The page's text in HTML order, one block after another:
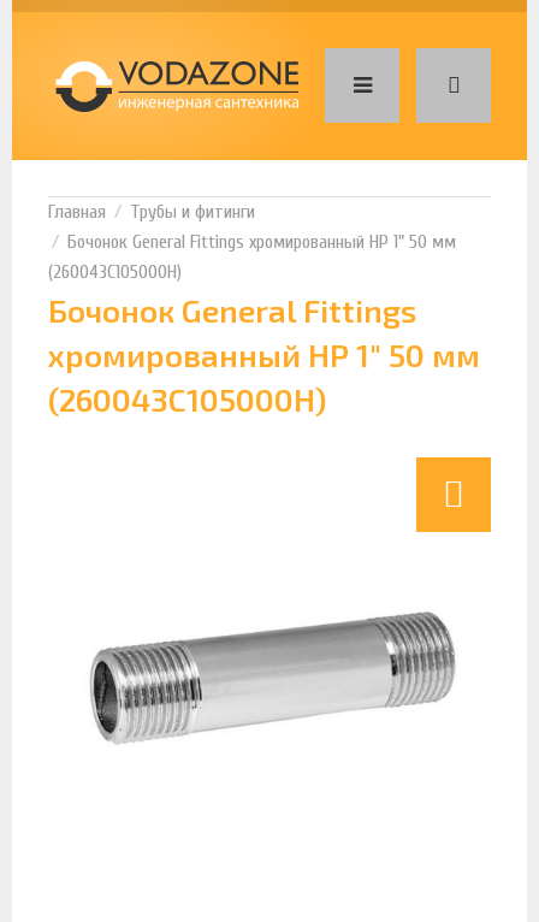
Трубы и фитинги
Бочонок General Fittings хромированный НР 1" 50 мм
(260043C105000H)
Бочонок General Fittings
хромированный НР 1" 50 мм
(260043C105000H)